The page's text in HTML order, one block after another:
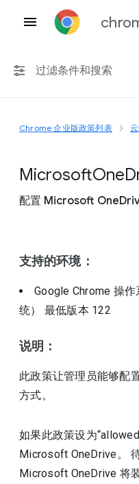
过滤条件和搜索
任何平台
Chrome 151
Chrome 企业版政策列表
MicrosoftOne
配置 Microsoft
支持的环境：
Google Chrome 操
统） 最低版本 122
说明：
此政策让管理员能够配
方式。
如果此政策设为
Microsoft OneDrive。
Microsoft OneDrive 将